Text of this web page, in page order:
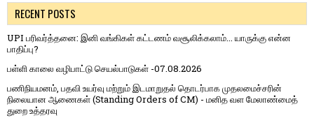
RECENT POSTS
UPI பரிவர்த்தனை: இனி வங்கிகள் கட்டணம் வசூலிக்கலாம்... யாருக்கு என்ன
பாதிப்பு?
பள்ளி காலை வழிபாட்டு செயல்பாடுகள் -07.08.2026
பணிநியமனம், பதவி உயர்வு மற்றும் இடமாறுதல் தொடர்பாக முதலமைச்சரின்
நிலையான ஆணைகள் (Standing Orders of CM) - மனித வள மேலாண்மைத்
துறை உத்தரவு